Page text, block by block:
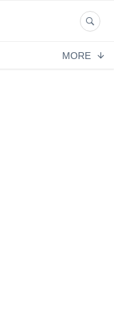
MORE